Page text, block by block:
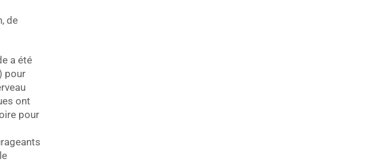
de
a été
pour
ont
pour